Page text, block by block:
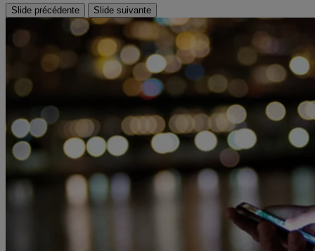
Slide précédente Slide suivante